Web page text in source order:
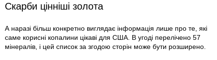
Скарби цінніші золота
А наразі більш конкретно виглядає інформація лише про те, які
саме корисні копалини цікаві для США. В угоді перелічено 57
мінералів, і цей список за згодою сторін може бути розширено.